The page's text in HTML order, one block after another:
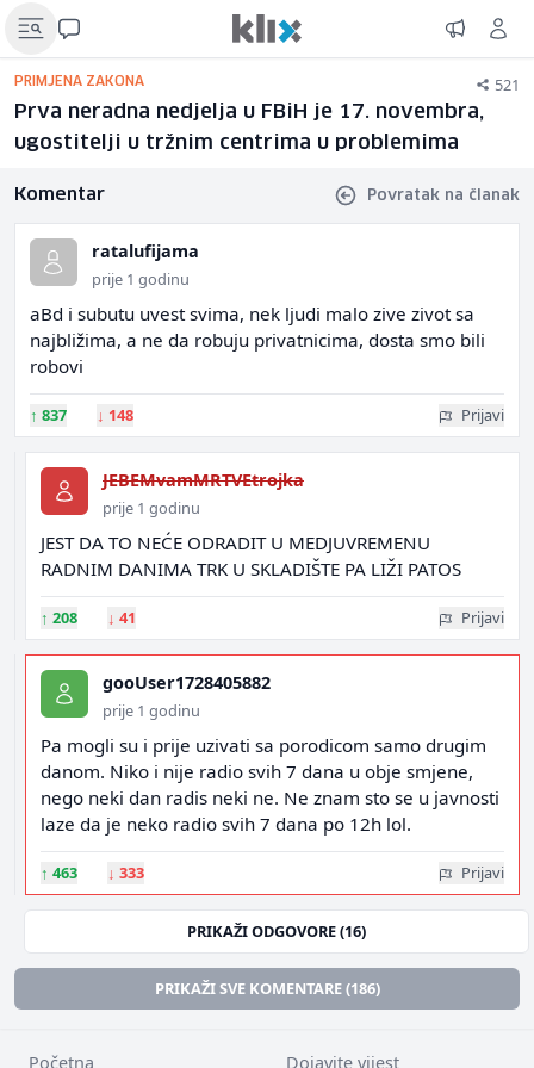
PRIMJENA ZAKONA 521
Prva neradna nedjelja u FBiH je 17. novembra,
ugostitelji u tržnim centrima u problemima
Komentar Povratak na članak
ratalufijama
prije 1 godinu
aBd i subutu uvest svima, nek ljudi malo zive zivot sa
najbližima, a ne da robuju privatnicima, dosta smo bili
robovi
↑ 837 ↓ 148 Prijavi
JEBEMvamMRTVEtrojka
prije 1 godinu
JEST DA TO NEĆE ODRADIT U MEDJUVREMENU
RADNIM DANIMA TRK U SKLADIŠTE PA LIŽI PATOS
↑ 208 ↓ 41 Prijavi
gooUser1728405882
prije 1 godinu
Pa mogli su i prije uzivati sa porodicom samo drugim
danom. Niko i nije radio svih 7 dana u obje smjene,
nego neki dan radis neki ne. Ne znam sto se u javnosti
laze da je neko radio svih 7 dana po 12h lol.
↑ 463 ↓ 333 Prijavi
PRIKAŽI ODGOVORE (16)
PRIKAŽI SVE KOMENTARE (186)
Početna Dojavite vijest